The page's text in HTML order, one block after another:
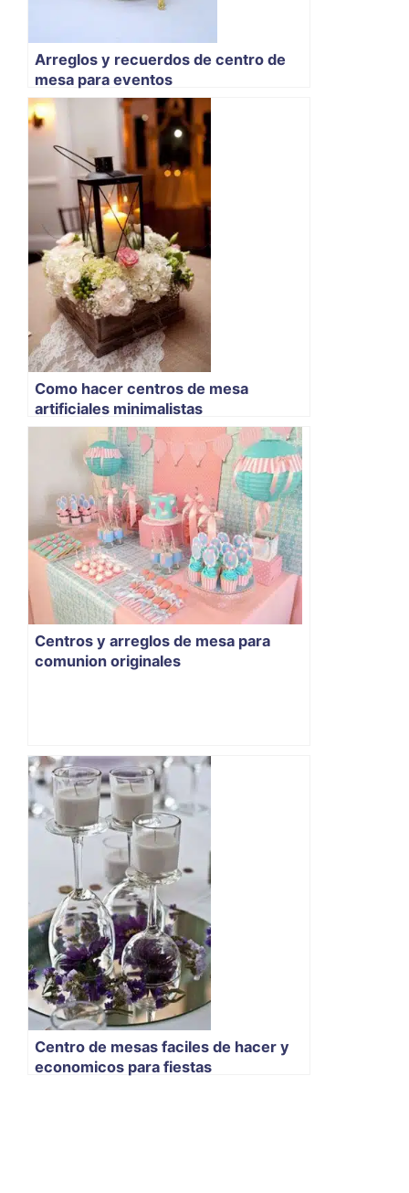
Arreglos y recuerdos de centro de
mesa para eventos
Como hacer centros de mesa
artificiales minimalistas
Centros y arreglos de mesa para
comunion originales
Centro de mesas faciles de hacer y
economicos para fiestas